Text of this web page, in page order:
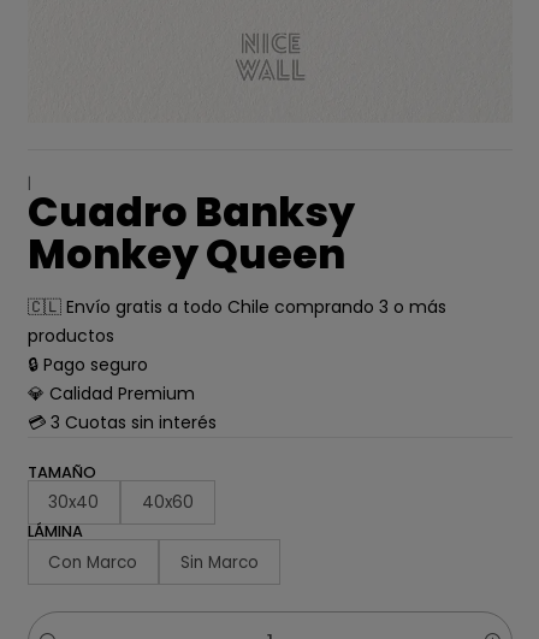
|
Cuadro Banksy
Monkey Queen
🇨🇱 Envío gratis a todo Chile comprando 3 o más
productos
🔒 Pago seguro
💎 Calidad Premium
💳 3 Cuotas sin interés
TAMAÑO
30x40 40x60
LÁMINA
Con Marco Sin Marco